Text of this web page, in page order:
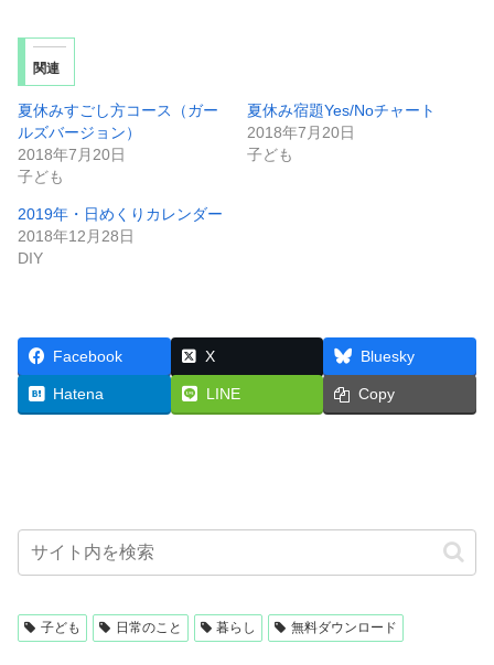
関連
夏休みすごし方コース（ガー
ルズバージョン）
2018年7月20日
子ども
夏休み宿題Yes/Noチャート
2018年7月20日
子ども
2019年・日めくりカレンダー
2018年12月28日
DIY
Facebook X Bluesky
Hatena LINE Copy
子ども 日常のこと 暮らし 無料ダウンロード